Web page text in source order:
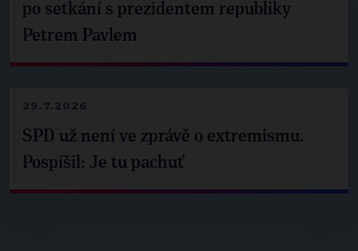
po setkání s prezidentem republiky
Petrem Pavlem
29.7.2026
SPD už není ve zprávě o extremismu.
Pospíšil: Je tu pachuť